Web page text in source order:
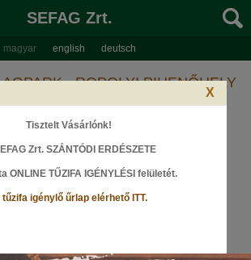
SEFAG Zrt.
magyar english deutsch
- ROPOLYI PIHENŐHELY
X
Tisztelt Vásárlónk!
Zrt. SZÁNTÓDI ERDÉSZETE
ONLINE TŰZIFA IGÉNYLÉSI felületét.
tűzifa igénylő űrlap elérhető ITT.